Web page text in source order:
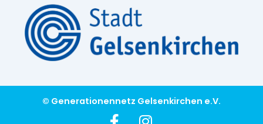
© Generationennetz Gelsenkirchen e.V.